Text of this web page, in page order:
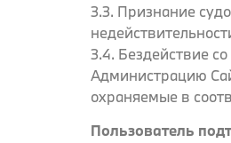
3.3. Признание
3.4. Бездействие
Администрацию
охраняемые в
Пользователь